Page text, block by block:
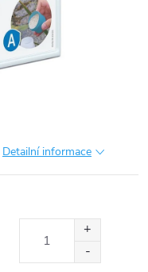
Detailní informace